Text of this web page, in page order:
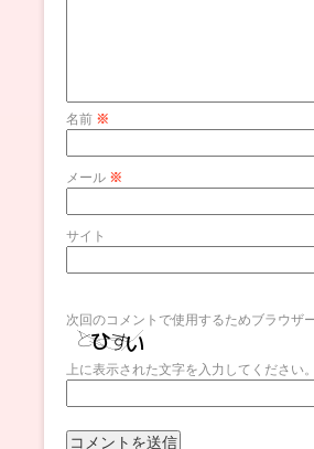
名前 ※
メール ※
サイト
次回のコメントで使用するためブラウザ
上に表示された文字を入力してください。